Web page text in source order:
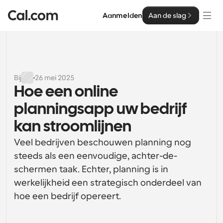
Aanmelden Aan de slag
Oplossingen
Op teamgrootte
Voor individuen
Persoonlijke planning eenvoudig gemaakt
Voor Teams
Samenwerkingsplanning voor groepen
Voor organisaties
Grotere teamsplanning voor meer controle en
beveiliging
Enterprise
Ontwikkelaar
Ontwikkelaarsdocumentatie
Documentatie voor het Cal.com-platform
Hulpbronnen
Cal.ai
Bij 26 mei 2025
Hoe een online
planningsapp uw bedrijf
kan stroomlijnen
Veel bedrijven beschouwen planning nog
steeds als een eenvoudige, achter-de-
schermen taak. Echter, planning is in
werkelijkheid een strategisch onderdeel van
hoe een bedrijf opereert.